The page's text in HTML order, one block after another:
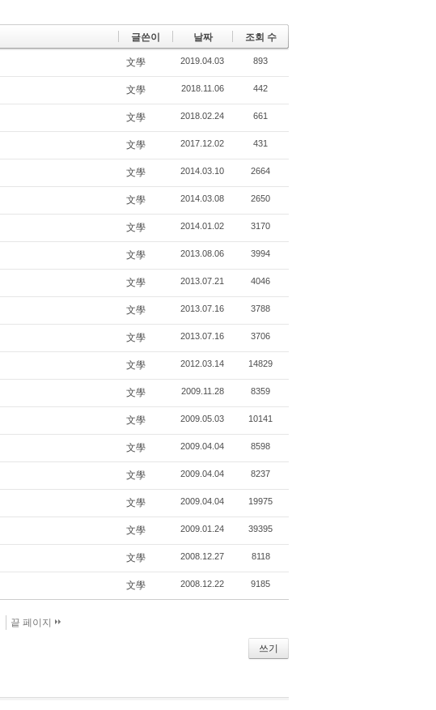
글쓴이 날짜 조회 수
文學 2019.04.03 893
文學 2018.11.06 442
文學 2018.02.24 661
文學 2017.12.02 431
文學 2014.03.10 2664
文學 2014.03.08 2650
文學 2014.01.02 3170
文學 2013.08.06 3994
文學 2013.07.21 4046
文學 2013.07.16 3788
文學 2013.07.16 3706
文學 2012.03.14 14829
文學 2009.11.28 8359
文學 2009.05.03 10141
文學 2009.04.04 8598
文學 2009.04.04 8237
文學 2009.04.04 19975
文學 2009.01.24 39395
文學 2008.12.27 8118
文學 2008.12.22 9185
끝 페이지
쓰기